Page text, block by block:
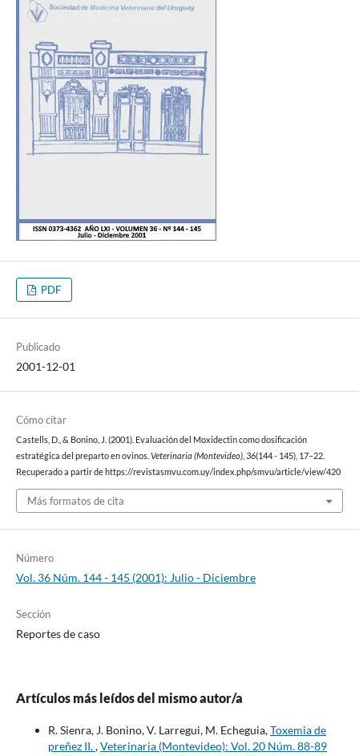
PDF
Publicado
2001-12-01
Cómo citar
Castells, D., & Bonino, J. (2001). Evaluación del Moxidectin como dosificación
estratégica del preparto en ovinos. Veterinaria (Montevideo), 36(144 - 145), 17–22.
Recuperado a partir de https://revistasmvu.com.uy/index.php/smvu/article/view/420
Más formatos de cita
Número
Vol. 36 Núm. 144 - 145 (2001): Julio - Diciembre
Sección
Reportes de caso
Artículos más leídos del mismo autor/a
R. Sienra, J. Bonino, V. Larregui, M. Echeguia,Toxemia de
preñez II.,Veterinaria (Montevideo): Vol. 20 Núm. 88-89